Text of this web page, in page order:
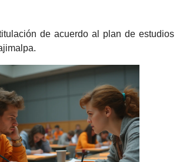
de acuerdo al plan de estudios